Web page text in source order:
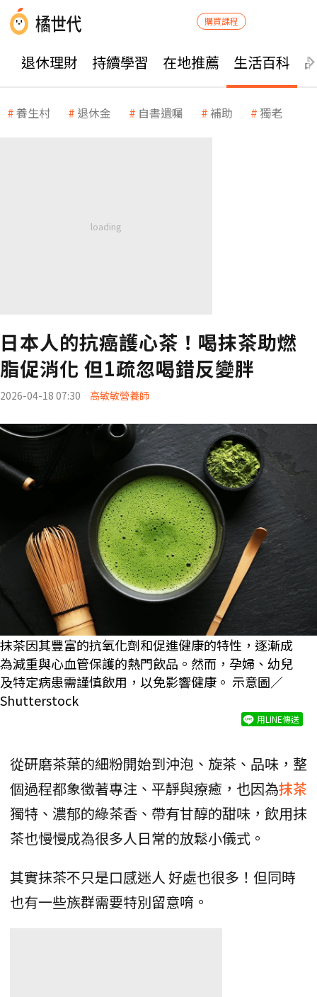
購買課程
退休理財 持續學習 在地推薦 生活百科
養生村 退休金 自書遺囑 補助 獨老
日本人的抗癌護心茶！喝抹茶助燃
脂促消化 但1疏忽喝錯反變胖
2026-04-18 07:30 高敏敏營養師
抹茶因其豐富的抗氧化劑和促進健康的特性，逐漸成
為減重與心血管保護的熱門飲品。然而，孕婦、幼兒
及特定病患需謹慎飲用，以免影響健康。 示意圖／
Shutterstock
用LINE傳送
從研磨茶葉的細粉開始到沖泡、旋茶、品味，整
個過程都象徵著專注、平靜與療癒，也因為抹茶
獨特、濃郁的綠茶香、帶有甘醇的甜味，飲用抹
茶也慢慢成為很多人日常的放鬆小儀式。
其實抹茶不只是口感迷人 好處也很多！但同時
也有一些族群需要特別留意唷。